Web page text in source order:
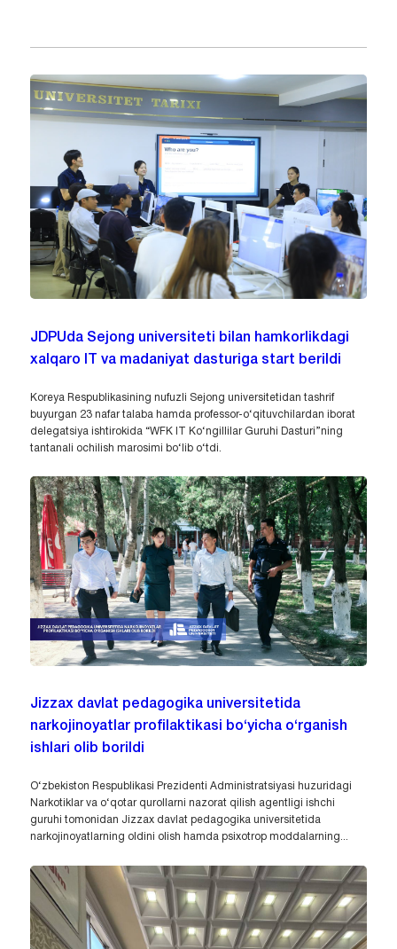
JDPUda Sejong universiteti bilan hamkorlikdagi
xalqaro IT va madaniyat dasturiga start berildi
Koreya Respublikasining nufuzli Sejong universitetidan tashrif
buyurgan 23 nafar talaba hamda professor-o‘qituvchilardan iborat
delegatsiya ishtirokida “WFK IT Ko‘ngillilar Guruhi Dasturi”ning
tantanali ochilish marosimi bo‘lib o‘tdi.
Jizzax davlat pedagogika universitetida
narkojinoyatlar profilaktikasi bo‘yicha o‘rganish
ishlari olib borildi
O‘zbekiston Respublikasi Prezidenti Administratsiyasi huzuridagi
Narkotiklar va o‘qotar qurollarni nazorat qilish agentligi ishchi
guruhi tomonidan Jizzax davlat pedagogika universitetida
narkojinoyatlarning oldini olish hamda psixotrop moddalarning...